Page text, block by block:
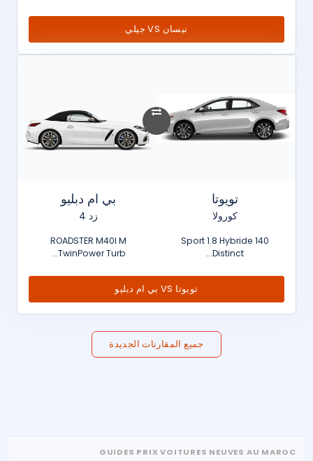
نيسان VS جيلي
تويوتا
كورولا
Sport 1.8 Hybride 140
Distinct...
بي ام دبليو
زد 4
ROADSTER M40I M
TwinPower Turb...
تويوتا VS بي ام دبليو
جميع المقارنات الجديدة
GUIDES PRIX VOITURES NEUVES AU MAROC